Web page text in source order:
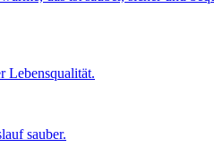
Lebensqualität.
sauber.